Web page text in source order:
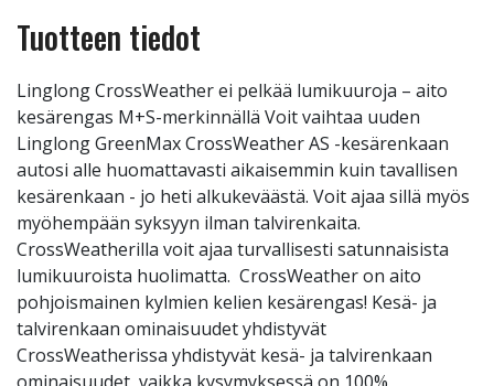
Tuotteen tiedot
Linglong CrossWeather ei pelkää lumikuuroja – aito
kesärengas M+S-merkinnällä Voit vaihtaa uuden
Linglong GreenMax CrossWeather AS -kesärenkaan
autosi alle huomattavasti aikaisemmin kuin tavallisen
kesärenkaan - jo heti alkukeväästä. Voit ajaa sillä myös
myöhempään syksyyn ilman talvirenkaita.
CrossWeatherilla voit ajaa turvallisesti satunnaisista
lumikuuroista huolimatta. CrossWeather on aito
pohjoismainen kylmien kelien kesärengas! Kesä- ja
talvirenkaan ominaisuudet yhdistyvät
CrossWeatherissa yhdistyvät kesä- ja talvirenkaan